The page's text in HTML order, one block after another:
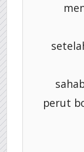
perut